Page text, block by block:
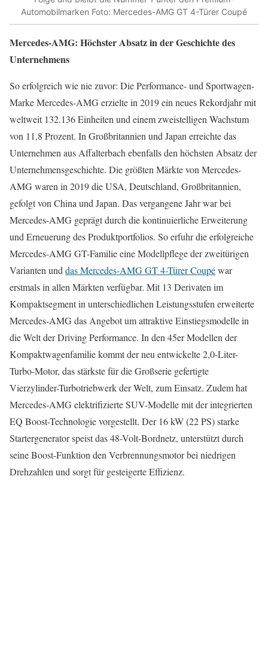
Automobilmarken Foto: Mercedes-AMG GT 4-Türer Coupé
Mercedes-AMG: Höchster Absatz in der Geschichte des
Unternehmens
So erfolgreich wie nie zuvor: Die Performance- und Sportwagen-
Marke Mercedes-AMG erzielte in 2019 ein neues Rekordjahr mit
weltweit 132.136 Einheiten und einem zweistelligen Wachstum
von 11,8 Prozent. In Großbritannien und Japan erreichte das
Unternehmen aus Affalterbach ebenfalls den höchsten Absatz der
Unternehmensgeschichte. Die größten Märkte von Mercedes-
AMG waren in 2019 die USA, Deutschland, Großbritannien,
gefolgt von China und Japan. Das vergangene Jahr war bei
Mercedes-AMG geprägt durch die kontinuierliche Erweiterung
und Erneuerung des Produktportfolios. So erfuhr die erfolgreiche
Mercedes-AMG GT-Familie eine Modellpflege der zweitürigen
Varianten unddas Mercedes-AMG GT 4-Türer Coupéwar
erstmals in allen Märkten verfügbar. Mit 13 Derivaten im
Kompaktsegment in unterschiedlichen Leistungsstufen erweiterte
Mercedes-AMG das Angebot um attraktive Einstiegsmodelle in
die Welt der Driving Performance. In den 45er Modellen der
Kompaktwagenfamilie kommt der neu entwickelte 2,0-Liter-
Turbo-Motor, das stärkste für die Großserie gefertigte
Vierzylinder-Turbotriebwerk der Welt, zum Einsatz. Zudem hat
Mercedes-AMG elektrifizierte SUV-Modelle mit der integrierten
EQ Boost-Technologie vorgestellt. Der 16 kW (22 PS) starke
Startergenerator speist das 48-Volt-Bordnetz, unterstützt durch
seine Boost-Funktion den Verbrennungsmotor bei niedrigen
Drehzahlen und sorgt für gesteigerte Effizienz.